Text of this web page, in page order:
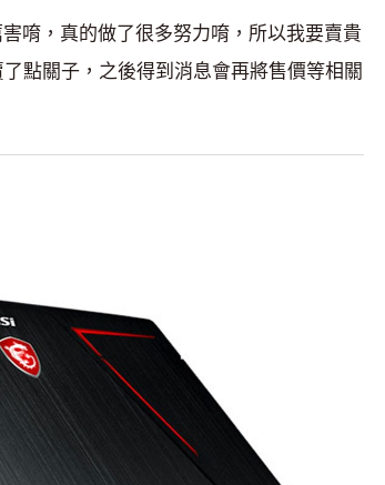
唷，真的做了很多努力唷，所以我要賣貴
點關子，之後得到消息會再將售價等相關